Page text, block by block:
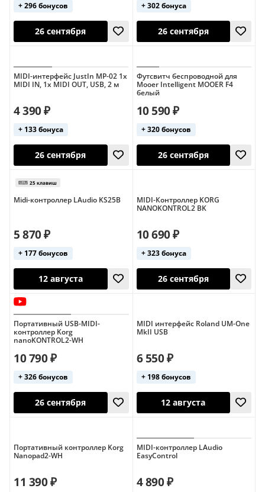
+ 296 бонусов
26 сентября
+ 302 бонуса
MIDI-интерфейс JustIn MP-02 1x
MIDI IN, 1x MIDI OUT, USB, 2 м
4 390 ₽
+ 133 бонуса
26 сентября
Футсвитч беспроводной для
Mooer Intelligent MOOER F4
белый
10 590 ₽
+ 320 бонусов
26 сентября
Midi-контроллер LAudio KS25B
5 870 ₽
+ 177 бонусов
12 августа
MIDI-Контроллер KORG
NANOKONTROL2 BK
10 690 ₽
+ 323 бонуса
26 сентября
Портативный USB-MIDI-
контроллер Korg
nanoKONTROL2-WH
10 790 ₽
+ 326 бонусов
MIDI интерфейс Roland UM-One
MkII USB
6 550 ₽
+ 198 бонусов
Портативный контроллер Korg
Nanopad2-WH
11 390 ₽
MIDI-контроллер LAudio
EasyControl
4 890 ₽